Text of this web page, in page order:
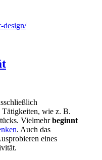
design/
Tätigkeiten, wie z. B.
Vielmehrbeginnt
. Auch das
eines